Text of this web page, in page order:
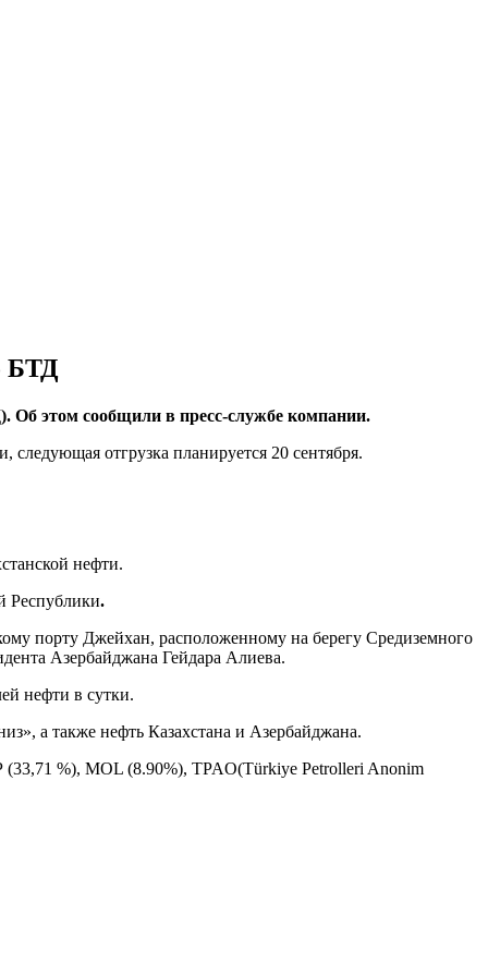
БТД
Об этом сообщили в пресс-службе компании.
отгрузка планируется 20 сентября.
нефти.
Республики.
порту Джейхан, расположенному на берегу Средиземного
Азербайджана Гейдара Алиева.
нефти в сутки.
а также нефть Казахстана и Азербайджана.
%), MOL (8.90%), TPAO(Türkiye Petrolleri Anonim